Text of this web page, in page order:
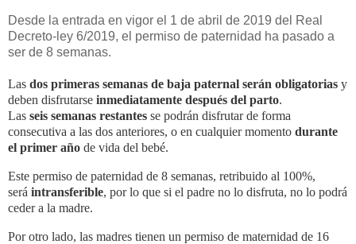
Desde la entrada en vigor el 1 de abril de 2019 del Real
Decreto-ley 6/2019, el permiso de paternidad ha pasado a
ser de 8 semanas.
Las dos primeras semanas de baja paternal serán obligatorias y
deben disfrutarse inmediatamente después del parto.
Las seis semanas restantes se podrán disfrutar de forma
consecutiva a las dos anteriores, o en cualquier momento durante
el primer año de vida del bebé.
Este permiso de paternidad de 8 semanas, retribuido al 100%,
será intransferible, por lo que si el padre no lo disfruta, no lo podrá
ceder a la madre.
Por otro lado, las madres tienen un permiso de maternidad de 16